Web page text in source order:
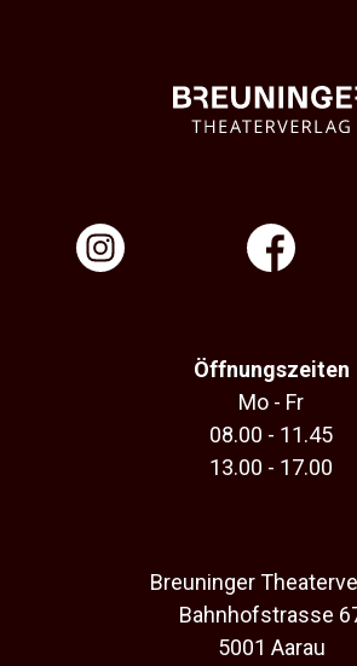
Öffnungszeiten
Mo - Fr
08.00 - 11.45
13.00 - 17.00
Breuninger
Bahnhofstrasse
5001 Aarau